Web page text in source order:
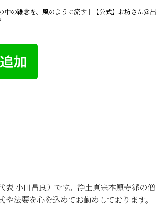
中の雑念を、風のように流す｜【公式】お坊さん＠出
表 小田昌良）です。浄土真宗本願寺派の僧
法要を心を込めてお勤めしております。